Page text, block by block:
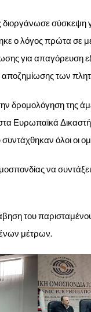
σύσκεψη
ο λόγος πρώτα σε
για απαγόρευση
αποζημίωσης των
δρομολόγηση της
Ευρωπαϊκά
όλοι οι
να
του
μέτρων.